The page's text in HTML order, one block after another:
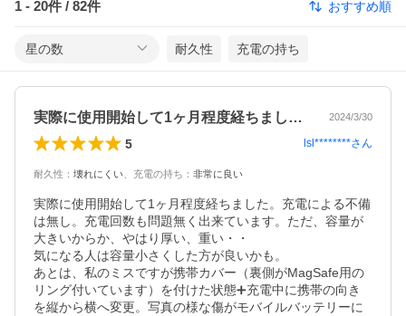
1 - 20件 / 82件 おすすめ順
星の数 耐久性 充電の持ち
実際に使用開始して1ヶ月程度経ちました… 2024/3/30
5 lsl********さん
耐久性 ： 壊れにくい 充電の持ち ： 非常に良い
実際に使用開始して1ヶ月程度経ちました。充電による不備
は無し。充電回数も問題無く出来ています。ただ、容量が
大きいからか、やはり厚い、重い・・
気になる人は容量小さくした方が良いかも。
あとは、私のミスですが携帯カバー（裏側がMagSafe用の
リング付いています）を付けた状態➕充電中に携帯の向き
を縦から横へ変更。写真の様な傷がモバイルバッテリーに